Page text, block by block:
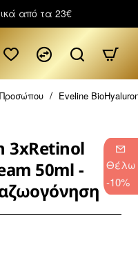
Θέλω
-10%
από τα 23€
Eveline
3xRetinol
50ml -